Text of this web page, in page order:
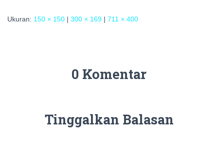
Ukuran: 150 × 150 | 300 × 169 | 711 × 400
0 Komentar
Tinggalkan Balasan